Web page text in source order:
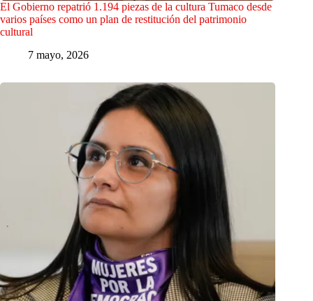
El Gobierno repatrió 1.194 piezas de la cultura Tumaco desde
varios países como un plan de restitución del patrimonio
cultural
7 mayo, 2026